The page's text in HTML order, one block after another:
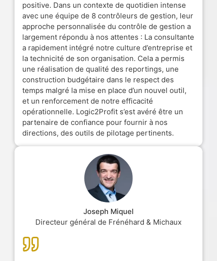
positive. Dans un contexte de quotidien intense
avec une équipe de 8 contrôleurs de gestion, leur
approche personnalisée du contrôle de gestion a
largement répondu à nos attentes : La consultante
a rapidement intégré notre culture d’entreprise et
la technicité de son organisation. Cela a permis
une réalisation de qualité des reportings, une
construction budgétaire dans le respect des
temps malgré la mise en place d’un nouvel outil,
et un renforcement de notre efficacité
opérationnelle. Logic2Profit s’est avéré être un
partenaire de confiance pour fournir à nos
directions, des outils de pilotage pertinents.
Joseph Miquel
Directeur général de Frénéhard & Michaux